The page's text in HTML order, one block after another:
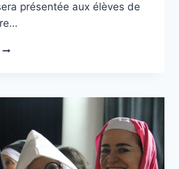
présentée aux élèves de